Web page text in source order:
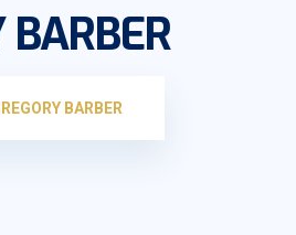
BARBER
BARBER